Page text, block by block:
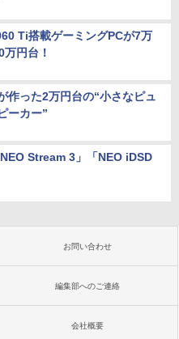
Ti搭載ゲーミングPCが7万
円台！
作った2万円台の“小さなピュ
ーカー”
Stream 3」「NEO iDSD
お問い合わせ
編集部へのご連絡
会社概要